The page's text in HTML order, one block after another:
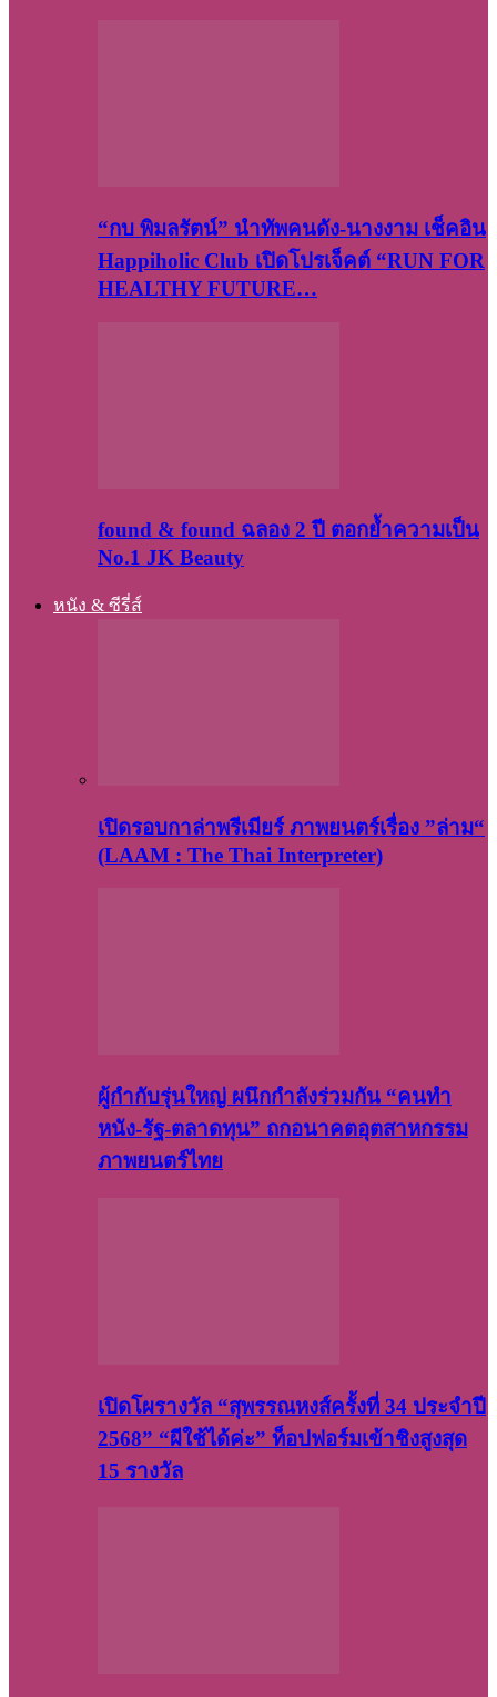
“กบ พิมลรัตน์” นำทัพคนดัง-นางงาม เช็คอิน
Happiholic Club เปิดโปรเจ็คต์ “RUN FOR
HEALTHY FUTURE…
found & found ฉลอง 2 ปี ตอกย้ำความเป็น
No.1 JK Beauty
หนัง & ซีรี่ส์
เปิดรอบกาล่าพรีเมียร์ ภาพยนตร์เรื่อง ”ล่าม“
(LAAM : The Thai Interpreter)
ผู้กำกับรุ่นใหญ่ ผนึกกำลังร่วมกัน “คนทำ
หนัง-รัฐ-ตลาดทุน” ถกอนาคตอุตสาหกรรม
ภาพยนตร์ไทย
เปิดโผรางวัล “สุพรรณหงส์ครั้งที่ 34 ประจำปี
2568” “ผีใช้ได้ค่ะ” ท็อปฟอร์มเข้าชิงสูงสุด
15 รางวัล